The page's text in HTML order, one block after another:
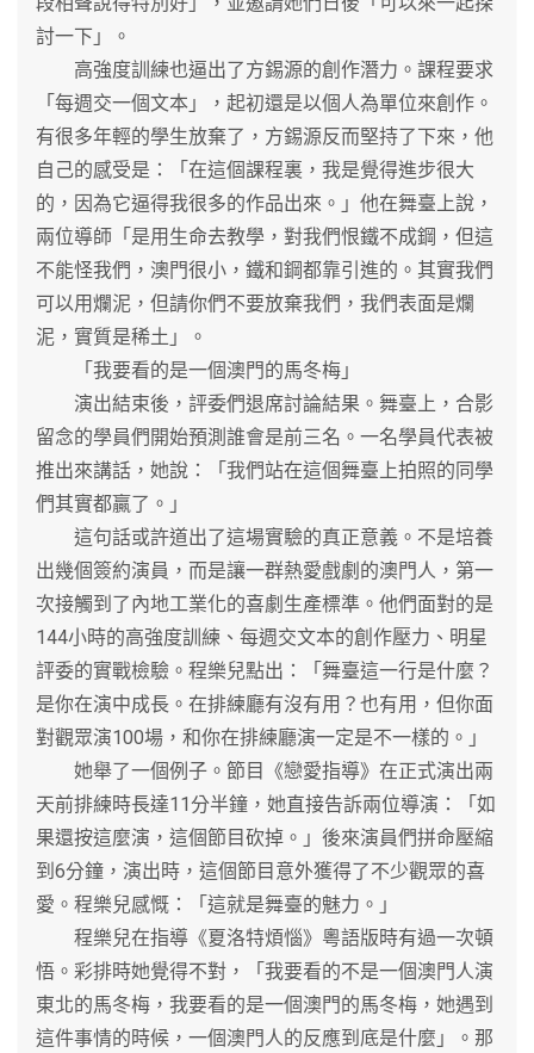
討一下」。
高強度訓練也逼出了方錫源的創作潛力。課程要求
「每週交一個文本」，起初還是以個人為單位來創作。
有很多年輕的學生放棄了，方錫源反而堅持了下來，他
自己的感受是：「在這個課程裏，我是覺得進步很大
的，因為它逼得我很多的作品出來。」他在舞臺上說，
兩位導師「是用生命去教學，對我們恨鐵不成鋼，但這
不能怪我們，澳門很小，鐵和鋼都靠引進的。其實我們
可以用爛泥，但請你們不要放棄我們，我們表面是爛
泥，實質是稀土」。
「我要看的是一個澳門的馬冬梅」
演出結束後，評委們退席討論結果。舞臺上，合影
留念的學員們開始預測誰會是前三名。一名學員代表被
推出來講話，她說：「我們站在這個舞臺上拍照的同學
們其實都贏了。」
這句話或許道出了這場實驗的真正意義。不是培養
出幾個簽約演員，而是讓一群熱愛戲劇的澳門人，第一
次接觸到了內地工業化的喜劇生產標準。他們面對的是
144小時的高強度訓練、每週交文本的創作壓力、明星
評委的實戰檢驗。程樂兒點出：「舞臺這一行是什麼？
是你在演中成長。在排練廳有沒有用？也有用，但你面
對觀眾演100場，和你在排練廳演一定是不一樣的。」
她舉了一個例子。節目《戀愛指導》在正式演出兩
天前排練時長達11分半鐘，她直接告訴兩位導演：「如
果還按這麼演，這個節目砍掉。」後來演員們拼命壓縮
到6分鐘，演出時，這個節目意外獲得了不少觀眾的喜
愛。程樂兒感慨：「這就是舞臺的魅力。」
程樂兒在指導《夏洛特煩惱》粵語版時有過一次頓
悟。彩排時她覺得不對，「我要看的不是一個澳門人演
東北的馬冬梅，我要看的是一個澳門的馬冬梅，她遇到
這件事情的時候，一個澳門人的反應到底是什麼」。那